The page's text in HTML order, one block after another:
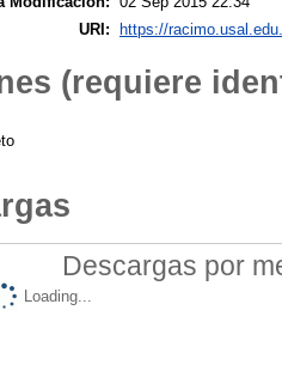
URI:
https://
(requiere
Descargas por
Loading...